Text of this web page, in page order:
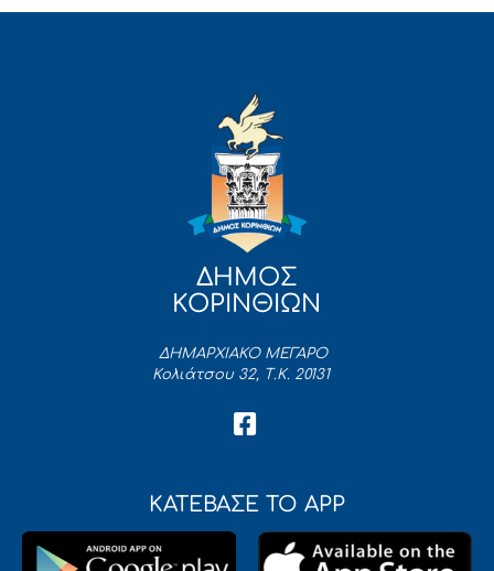
ΔΗΜΟΣ
ΚΟΡΙΝΘΙΩΝ
ΔΗΜΑΡΧΙΑΚΟ ΜΕΓΑΡΟ
Κολιάτσου 32, Τ.Κ. 20131
ΚΑΤΕΒΑΣΕ ΤΟ APP